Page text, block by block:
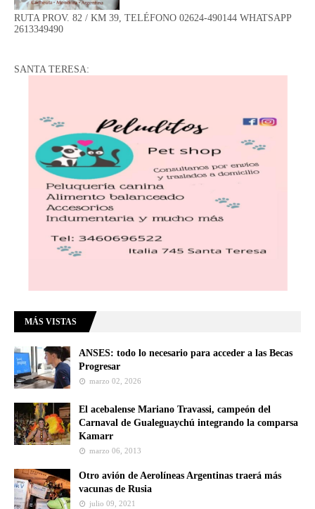
RUTA PROV. 82 / KM 39, TELÉFONO 02624-490144 WHATSAPP
2613349490
SANTA TERESA:
MÁS VISTAS
ANSES: todo lo necesario para acceder a las Becas
Progresar
marzo 02, 2026
El acebalense Mariano Travassi, campeón del
Carnaval de Gualeguaychú integrando la comparsa
Kamarr
marzo 06, 2013
Otro avión de Aerolíneas Argentinas traerá más
vacunas de Rusia
julio 09, 2021